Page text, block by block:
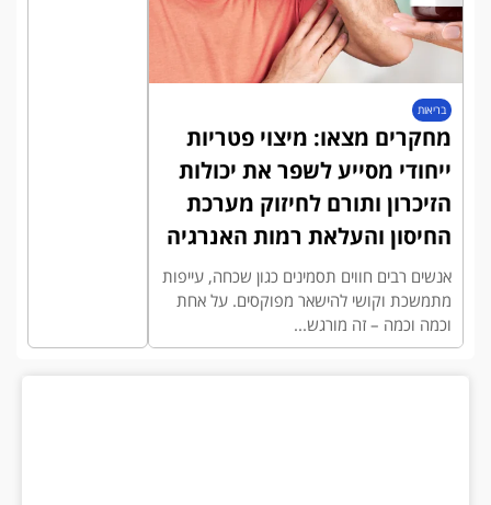
בריאות
מחקרים מצאו: מיצוי פטריות
ייחודי מסייע לשפר את יכולות
הזיכרון ותורם לחיזוק מערכת
החיסון והעלאת רמות האנרגיה
אנשים רבים חווים תסמינים כגון שכחה, עייפות
מתמשכת וקושי להישאר מפוקסים. על אחת
וכמה וכמה – זה מורגש...